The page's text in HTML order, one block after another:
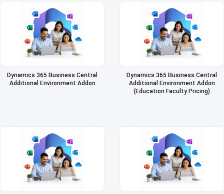
Dynamics 365 Business Central
Additional Environment Addon
Dynamics 365 Business Central
Additional Environment Addon
(Education Faculty Pricing)